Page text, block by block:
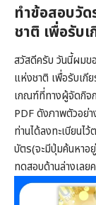
ทำข้อสอบวัด
ชาติ เพื่อรับ
สวัสดีครับ วันนี้ผมข
แห่งชาติ เพื่อรับเกี
เกณฑ์ที่ทางผู้จัดกิจ
PDF ดังภาพตัวอย่
ท่านได้ลงทะเบียน
บัตร(จะมีปุ่มค้นหาอ
ทดสอบด้านล่างเลย